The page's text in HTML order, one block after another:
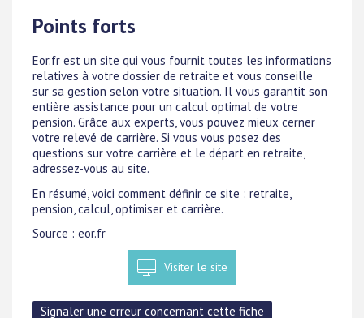
Points forts
Eor.fr est un site qui vous fournit toutes les informations
relatives à votre dossier de retraite et vous conseille
sur sa gestion selon votre situation. Il vous garantit son
entière assistance pour un calcul optimal de votre
pension. Grâce aux experts, vous pouvez mieux cerner
votre relevé de carrière. Si vous vous posez des
questions sur votre carrière et le départ en retraite,
adressez-vous au site.
En résumé, voici comment définir ce site : retraite,
pension, calcul, optimiser et carrière.
Source : eor.fr
Visiter le site